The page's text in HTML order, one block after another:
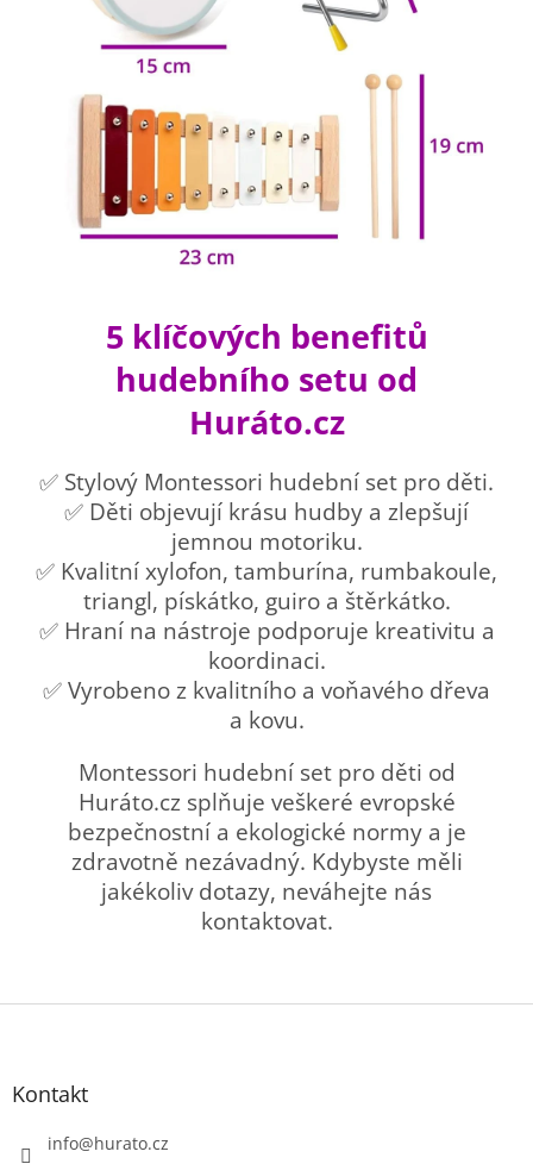
5 klíčových benefitů
hudebního setu od
Huráto.cz
✅ Stylový Montessori hudební set pro děti.
✅ Děti objevují krásu hudby a zlepšují
jemnou motoriku.
✅ Kvalitní xylofon, tamburína, rumbakoule,
triangl, pískátko, guiro a štěrkátko.
✅ Hraní na nástroje podporuje kreativitu a
koordinaci.
✅ Vyrobeno z kvalitního a voňavého dřeva
a kovu.
Montessori hudební set pro děti od
Huráto.cz splňuje veškeré evropské
bezpečnostní a ekologické normy a je
zdravotně nezávadný. Kdybyste měli
jakékoliv dotazy, neváhejte nás
kontaktovat.
Z
Kontakt
info@hurato.cz